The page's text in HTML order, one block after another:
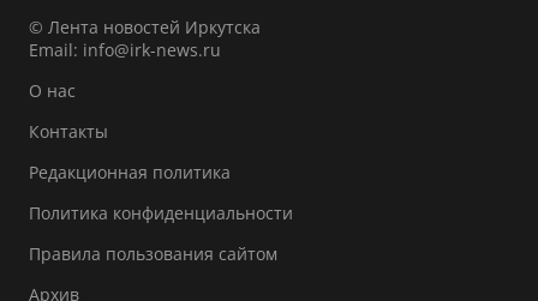
© Лента новостей Иркутска
Email: info@irk-news.ru
О нас
Контакты
Редакционная политика
Политика конфиденциальности
Правила пользования сайтом
Архив